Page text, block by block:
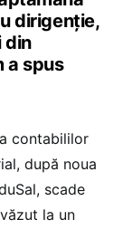
dirigenție,
din
a spus
contabililor
după noua
scade
la un